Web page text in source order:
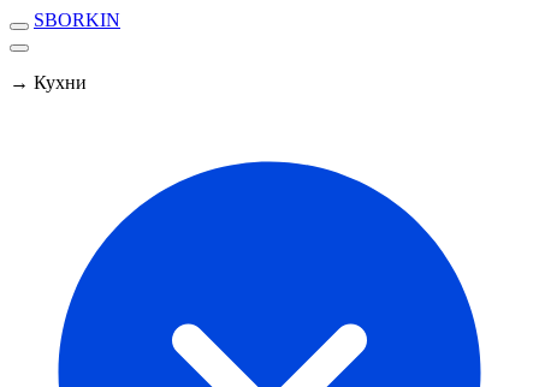
SBORKIN
→ Кухни